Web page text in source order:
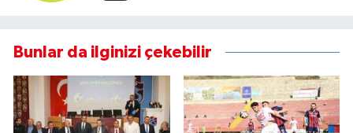
Bunlar da ilginizi çekebilir